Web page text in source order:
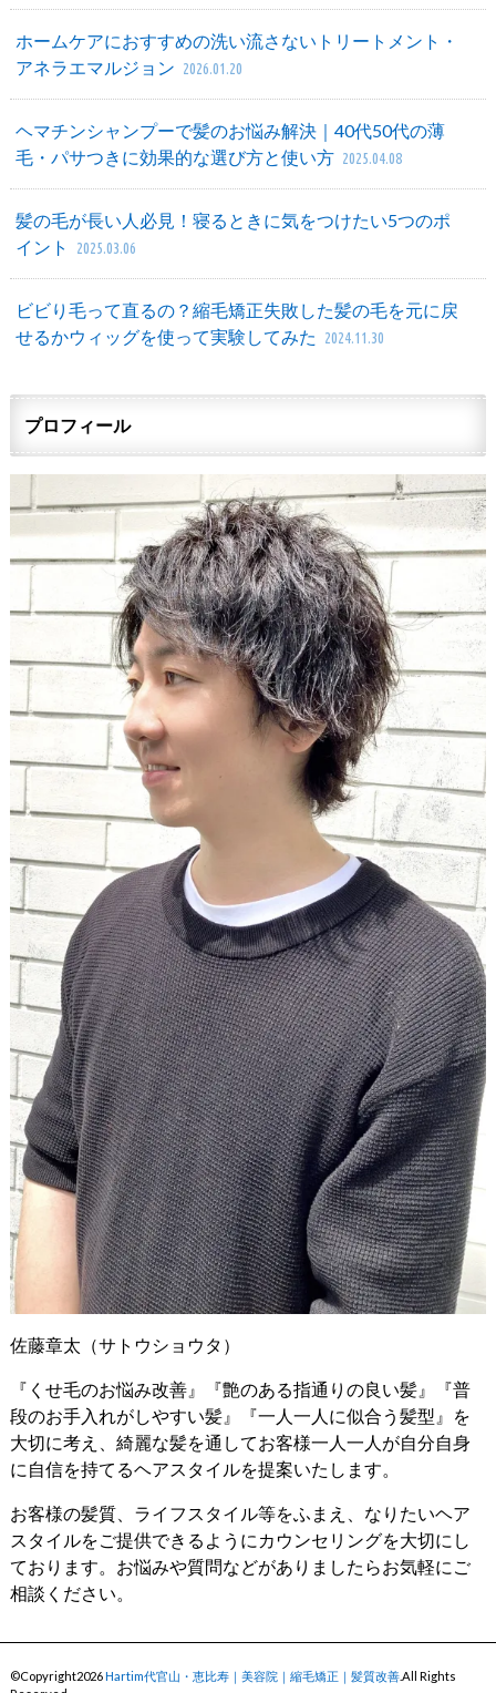
ホームケアにおすすめの洗い流さないトリートメント・
アネラエマルジョン 2026.01.20
ヘマチンシャンプーで髪のお悩み解決｜40代50代の薄
毛・パサつきに効果的な選び方と使い方 2025.04.08
髪の毛が長い人必見！寝るときに気をつけたい5つのポ
イント
2025.03.06
ビビり毛って直るの？縮毛矯正失敗した髪の毛を元に戻
せるかウィッグを使って実験してみた
2024.11.30
プロフィール
佐藤章太（サトウショウタ）
『くせ毛のお悩み改善』『艶のある指通りの良い髪』『普
段のお手入れがしやすい髪』『一人一人に似合う髪型』を
大切に考え、綺麗な髪を通してお客様一人一人が自分自身
に自信を持てるヘアスタイルを提案いたします。
お客様の髪質、ライフスタイル等をふまえ、なりたいヘア
スタイルをご提供できるようにカウンセリングを大切にし
ております。お悩みや質問などがありましたらお気軽にご
相談ください。
©Copyright2026Hartim代官山・恵比寿｜美容院｜縮毛矯正｜髪質改善.All Rights